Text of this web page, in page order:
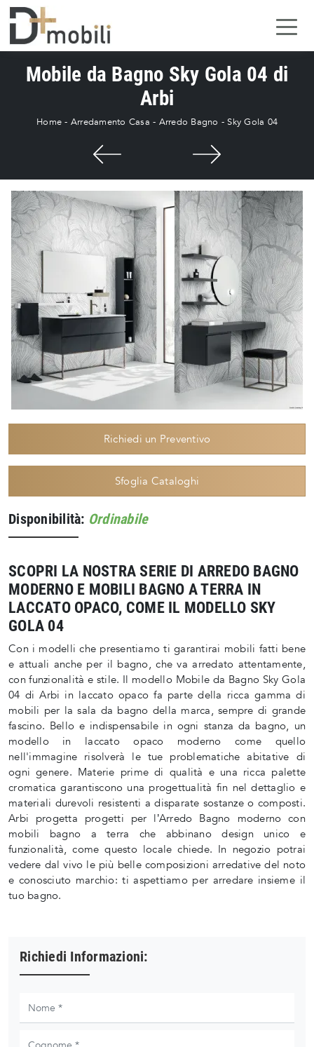
Mobile da Bagno Sky Gola 04 di
Arbi
Home - Arredamento Casa - Arredo Bagno - Sky Gola 04
Richiedi un Preventivo
Sfoglia Cataloghi
Disponibilità: Ordinabile
SCOPRI LA NOSTRA SERIE DI ARREDO BAGNO
MODERNO E MOBILI BAGNO A TERRA IN
LACCATO OPACO, COME IL MODELLO SKY
GOLA 04
Con i modelli che presentiamo ti garantirai mobili fatti bene
e attuali anche per il bagno, che va arredato attentamente,
con funzionalità e stile. Il modello Mobile da Bagno Sky Gola
04 di Arbi in laccato opaco fa parte della ricca gamma di
mobili per la sala da bagno della marca, sempre di grande
fascino. Bello e indispensabile in ogni stanza da bagno, un
modello in laccato opaco moderno come quello
nell'immagine risolverà le tue problematiche abitative di
ogni genere. Materie prime di qualità e una ricca palette
cromatica garantiscono una progettualità fin nel dettaglio e
materiali durevoli resistenti a disparate sostanze o composti.
Arbi progetta progetti per l’Arredo Bagno moderno con
mobili bagno a terra che abbinano design unico e
funzionalità, come questo locale chiede. In negozio potrai
vedere dal vivo le più belle composizioni arredative del noto
e conosciuto marchio: ti aspettiamo per arredare insieme il
tuo bagno.
Richiedi Informazioni: